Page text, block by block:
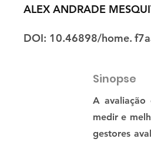
ALEX ANDRADE
DOI: 10.46898/home.
Sinopse
A avaliação
medir e
gestores